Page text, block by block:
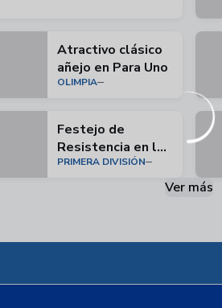
Atractivo clásico
añejo en Para Uno
OLIMPIA
Festejo de
Resistencia en los
Jardines
PRIMERA DIVISIÓN
Ver más